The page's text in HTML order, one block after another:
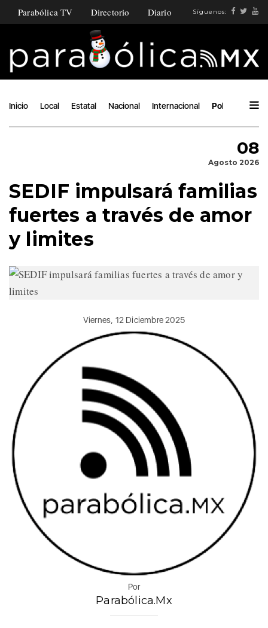
Parabólica TV Directorio Diario Síguenos:
Inicio Local Estatal Nacional Internacional Política
08
Agosto 2026
SEDIF impulsará familias
fuertes a través de amor
y limites
Viernes, 12 Diciembre 2025
Por
Parabólica.Mx